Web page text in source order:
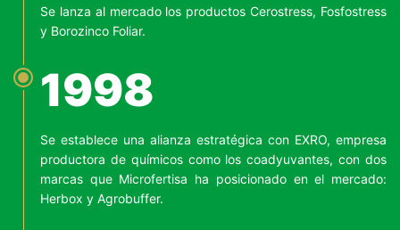
Se lanza al mercado los productos Cerostress, Fosfostress
y Borozinco Foliar.
1998
Se establece una alianza estratégica con EXRO, empresa
productora de químicos como los coadyuvantes, con dos
marcas que Microfertisa ha posicionado en el mercado:
Herbox y Agrobuffer.